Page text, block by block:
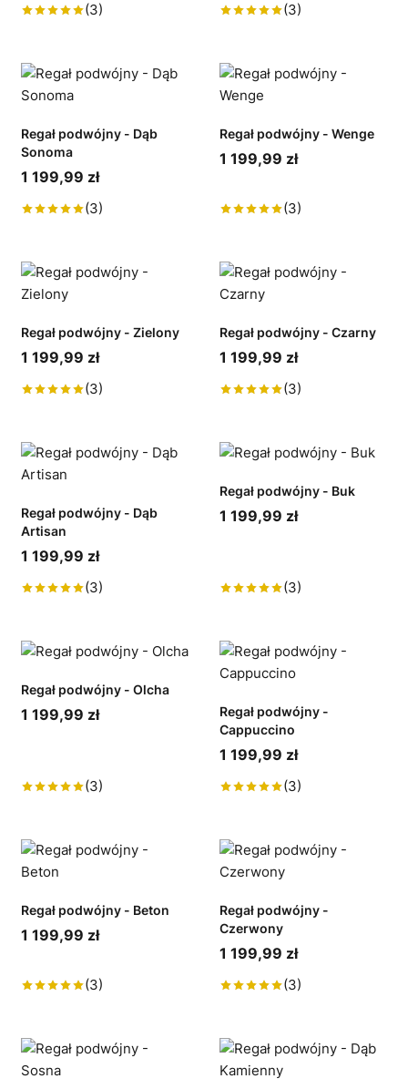
(3) (3)
Regał podwójny - Dąb
Sonoma
1 199,99 zł
(3)
Regał podwójny - Wenge
1 199,99 zł
(3)
Regał podwójny - Zielony
1 199,99 zł
(3)
Regał podwójny - Czarny
1 199,99 zł
(3)
Regał podwójny - Dąb
Artisan
1 199,99 zł
(3)
Regał podwójny - Buk
1 199,99 zł
(3)
Regał podwójny - Olcha
1 199,99 zł
(3)
Regał podwójny -
Cappuccino
1 199,99 zł
(3)
Regał podwójny - Beton
1 199,99 zł
(3)
Regał podwójny -
Czerwony
1 199,99 zł
(3)